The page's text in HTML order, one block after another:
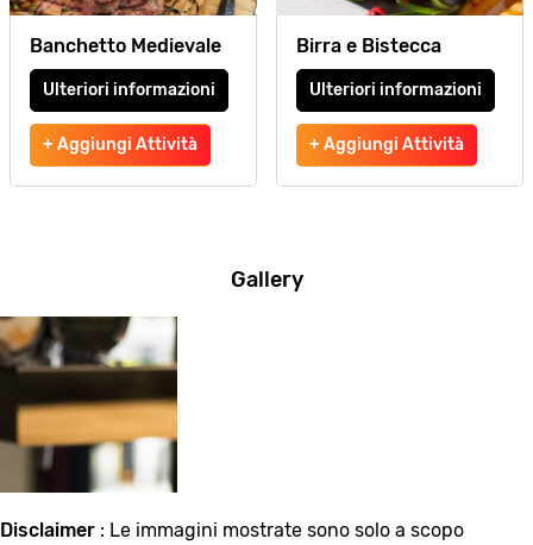
Banchetto Medievale
Ulteriori informazioni
+ Aggiungi Attività
Birra e Bistecca
Ulteriori informazioni
+ Aggiungi Attività
Gallery
Disclaimer : Le immagini mostrate sono solo a scopo